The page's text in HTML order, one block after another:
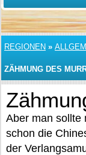
REGIONEN »
ZÄHMUNG DES
Aber man sollte
schon die
der